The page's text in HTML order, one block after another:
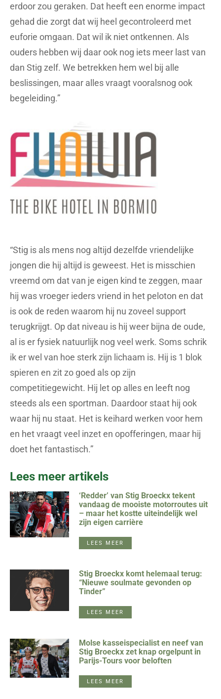
erdoor zou geraken. Dat heeft een enorme impact
gehad die zorgt dat wij heel gecontroleerd met
euforie omgaan. Dat wil ik niet ontkennen. Als
ouders hebben wij daar ook nog iets meer last van
dan Stig zelf. We betrekken hem wel bij alle
beslissingen, maar alles vraagt vooralsnog ook
begeleiding.”
“Stig is als mens nog altijd dezelfde vriendelijke
jongen die hij altijd is geweest. Het is misschien
vreemd om dat van je eigen kind te zeggen, maar
hij was vroeger ieders vriend in het peloton en dat
is ook de reden waarom hij nu zoveel support
terugkrijgt. Op dat niveau is hij weer bijna de oude,
al is er fysiek natuurlijk nog veel werk. Soms schrik
ik er wel van hoe sterk zijn lichaam is. Hij is 1 blok
spieren en zit zo goed als op zijn
competitiegewicht. Hij let op alles en leeft nog
steeds als een sportman. Daardoor staat hij ook
waar hij nu staat. Het is keihard werken voor hem
en het vraagt veel inzet en opofferingen, maar hij
doet het fantastisch.”
Lees meer artikels
‘Redder’ van Stig Broeckx tekent
vandaag de mooiste motorroutes uit
– maar het kostte uiteindelijk wel
zijn eigen carrière
LEES MEER
Stig Broeckx komt helemaal terug:
“Nieuwe soulmate gevonden op
Tinder”
LEES MEER
Molse kasseispecialist en neef van
Stig Broeckx zet knap orgelpunt in
Parijs-Tours voor beloften
LEES MEER